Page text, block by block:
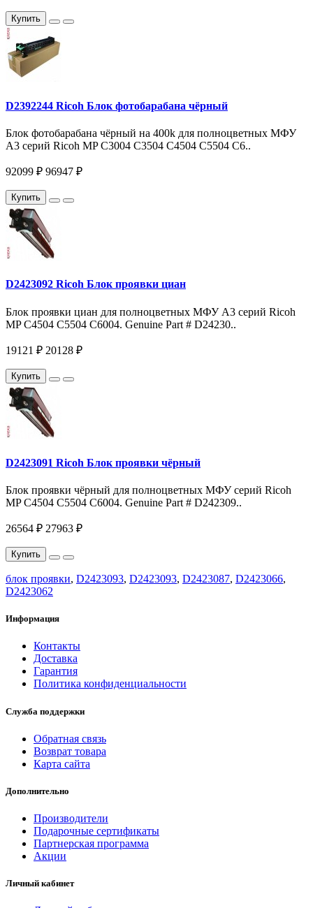
Купить
D2392244 Ricoh Блок фотобарабана чёрный
Блок фотобарабана чёрный на 400k для полноцветных МФУ
A3 серий Ricoh MP C3004 С3504 C4504 С5504 С6..
92099 ₽ 96947 ₽
Купить
D2423092 Ricoh Блок проявки циан
Блок проявки циан для полноцветных МФУ A3 серий Ricoh
MP C4504 C5504 C6004. Genuine Part # D24230..
19121 ₽ 20128 ₽
Купить
D2423091 Ricoh Блок проявки чёрный
Блок проявки чёрный для полноцветных МФУ серий Ricoh
MP C4504 C5504 C6004. Genuine Part # D242309..
26564 ₽ 27963 ₽
Купить
блок проявки, D2423093, D2423093, D2423087, D2423066,
D2423062
Информация
Контакты
Доставка
Гарантия
Политика конфиденциальности
Служба поддержки
Обратная связь
Возврат товара
Карта сайта
Дополнительно
Производители
Подарочные сертификаты
Партнерская программа
Акции
Личный кабинет